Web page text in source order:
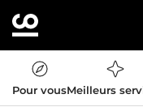
Pour vousMeilleurs